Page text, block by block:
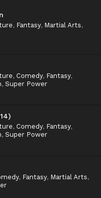
, Fantasy, Martial Arts,
, Comedy, Fantasy,
, Super Power
, Comedy, Fantasy,
, Super Power
, Fantasy, Martial Arts,